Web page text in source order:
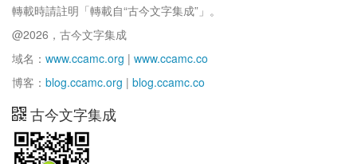
轉載時請註明「轉載自“古今文字集成”」。
@2026，古今文字集成
域名： www.ccamc.org | www.ccamc.co
博客： blog.ccamc.org | blog.ccamc.co
古今文字集成